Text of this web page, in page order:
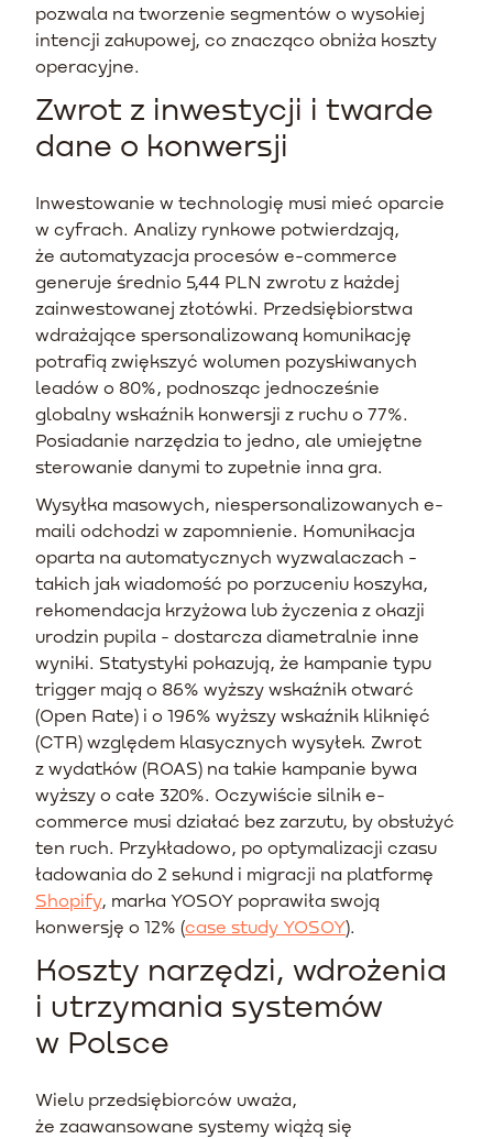
pozwala na tworzenie segmentów o wysokiej
intencji zakupowej, co znacząco obniża koszty
operacyjne.
Zwrot z inwestycji i twarde
dane o konwersji
Inwestowanie w technologię musi mieć oparcie
w cyfrach. Analizy rynkowe potwierdzają,
że automatyzacja procesów e-commerce
generuje średnio 5,44 PLN zwrotu z każdej
zainwestowanej złotówki. Przedsiębiorstwa
wdrażające spersonalizowaną komunikację
potrafią zwiększyć wolumen pozyskiwanych
leadów o 80%, podnosząc jednocześnie
globalny wskaźnik konwersji z ruchu o 77%.
Posiadanie narzędzia to jedno, ale umiejętne
sterowanie danymi to zupełnie inna gra.
Wysyłka masowych, niespersonalizowanych e-
maili odchodzi w zapomnienie. Komunikacja
oparta na automatycznych wyzwalaczach -
takich jak wiadomość po porzuceniu koszyka,
rekomendacja krzyżowa lub życzenia z okazji
urodzin pupila - dostarcza diametralnie inne
wyniki. Statystyki pokazują, że kampanie typu
trigger mają o 86% wyższy wskaźnik otwarć
(Open Rate) i o 196% wyższy wskaźnik kliknięć
(CTR) względem klasycznych wysyłek. Zwrot
z wydatków (ROAS) na takie kampanie bywa
wyższy o całe 320%. Oczywiście silnik e-
commerce musi działać bez zarzutu, by obsłużyć
ten ruch. Przykładowo, po optymalizacji czasu
ładowania do 2 sekund i migracji na platformę
Shopify, marka YOSOY poprawiła swoją
konwersję o 12% (case study YOSOY).
Koszty narzędzi, wdrożenia
i utrzymania systemów
w Polsce
Wielu przedsiębiorców uważa,
że zaawansowane systemy wiążą się